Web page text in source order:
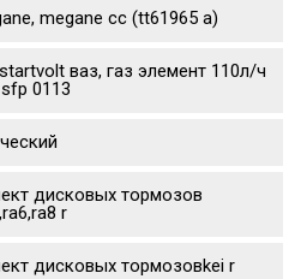
megane cc (tt61965 a)
ваз, газ элемент 110л/ч
0113
дисковых тормозов
r
дисковых тормозовkei r